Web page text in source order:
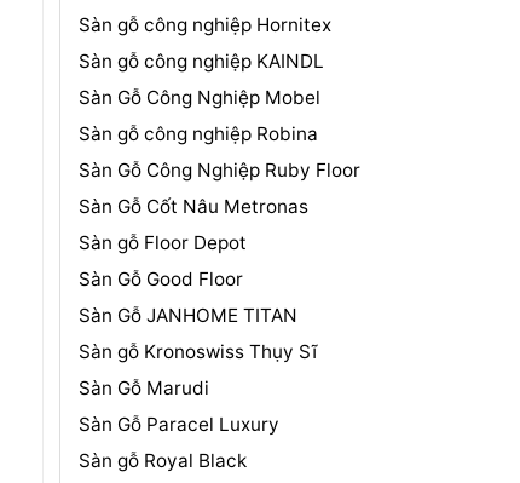
Sàn gỗ công nghiệp Hornitex
Sàn gỗ công nghiệp KAINDL
Sàn Gỗ Công Nghiệp Mobel
Sàn gỗ công nghiệp Robina
Sàn Gỗ Công Nghiệp Ruby Floor
Sàn Gỗ Cốt Nâu Metronas
Sàn gỗ Floor Depot
Sàn Gỗ Good Floor
Sàn Gỗ JANHOME TITAN
Sàn gỗ Kronoswiss Thụy Sĩ
Sàn Gỗ Marudi
Sàn Gỗ Paracel Luxury
Sàn gỗ Royal Black